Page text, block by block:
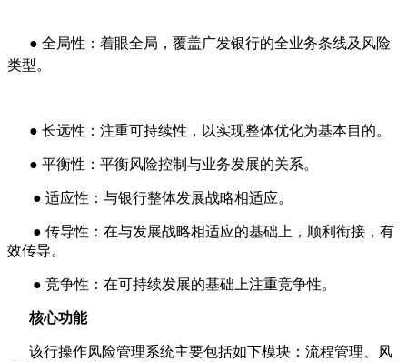
● 全局性：着眼全局，覆盖广发银行的全业务条线及风险
类型。
● 长远性：注重可持续性，以实现整体优化为基本目的。
● 平衡性：平衡风险控制与业务发展的关系。
● 适应性：与银行整体发展战略相适应。
● 传导性：在与发展战略相适应的基础上，顺利衔接，有
效传导。
● 竞争性：在可持续发展的基础上注重竞争性。
核心功能
该行操作风险管理系统主要包括如下模块：流程管理、风